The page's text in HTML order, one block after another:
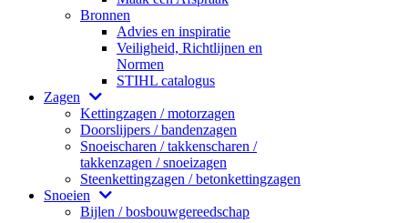
Bronnen
Advies en inspiratie
Veiligheid, Richtlijnen en
Normen
STIHL catalogus
Zagen
Kettingzagen / motorzagen
Doorslijpers / bandenzagen
Snoeischaren / takkenscharen /
takkenzagen / snoeizagen
Steenkettingzagen / betonkettingzagen
Snoeien
Bijlen / bosbouwgereedschap